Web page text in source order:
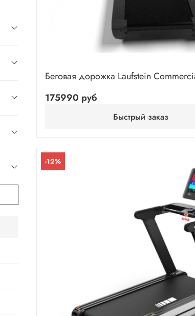
Беговая дорожка Laufstein
175990 руб
Быстрый заказ
-12%